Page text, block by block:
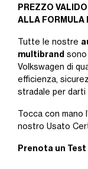
PREZZO
ALLA FORMULA
Tutte le nostre
multibrand
Volkswagen di
efficienza,
stradale per
Tocca con mano
nostro Usato
Prenota un Test